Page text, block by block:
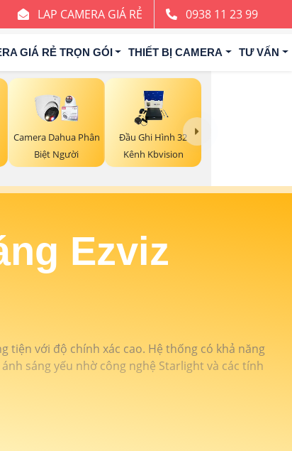
LAP CAMERA GIÁ RẺ 0938 11 23 99
GIÁ RẺ TRỌN GÓI THIẾT BỊ CAMERA TƯ VẤN
Camera Dahua Phân
Biệt Người
Đầu Ghi Hình 32
Kênh Kbvision
Ezviz
tiện với độ chính xác cao. Hệ thống có khả năng
sáng yếu nhờ công nghệ Starlight và các tính